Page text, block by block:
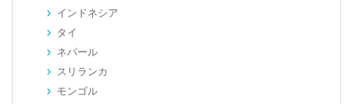
インドネシア
タイ
ネパール
スリランカ
モンゴル